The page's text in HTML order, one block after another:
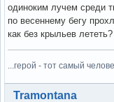
одиноким лучем среди
по весеннему бегу
как без крыльев
...герой - тот самый
Вне форума
Tramontana